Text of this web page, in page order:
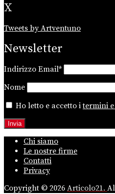
X
Tweets by Artventuno
Newsletter
Indirizzo Email*
Nome
Ho letto e accetto itermini
Chi siamo
Le nostre firme
Contatti
Privacy
Copyright © 2026 Articolo21.